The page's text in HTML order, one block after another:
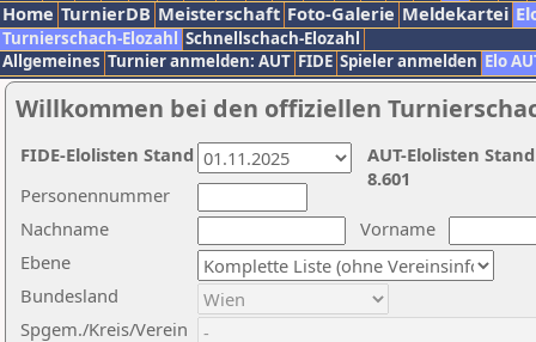
Home TurnierDB Meisterschaft Foto-Galerie Meldekartei
Turnierschach-Elozahl Schnellschach-Elozahl
Allgemeines Turnier anmelden: AUT FIDE Spieler anmelden Elo
Willkommen bei den offiziellen
Nachname
Vorname
Ebene
Personennummer
Bundesland
Spgem./Kreis/Verein
AUT-Elolisten
8.601
FIDE-Elolisten Stand